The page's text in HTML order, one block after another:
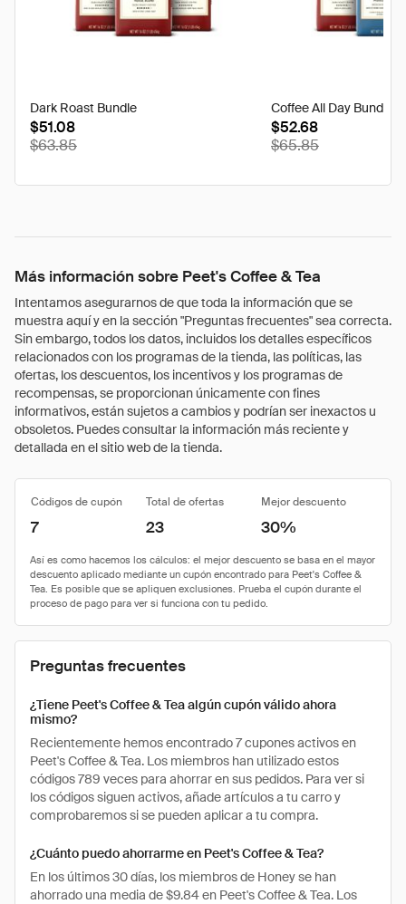
Dark Roast Bundle
$51.08
$63.85
Coffee All Day Bundle
$52.68
$65.85
Más información sobre Peet's Coffee & Tea
Intentamos asegurarnos de que toda la información que se
muestra aquí y en la sección "Preguntas frecuentes" sea correcta.
Sin embargo, todos los datos, incluidos los detalles específicos
relacionados con los programas de la tienda, las políticas, las
ofertas, los descuentos, los incentivos y los programas de
recompensas, se proporcionan únicamente con fines
informativos, están sujetos a cambios y podrían ser inexactos u
obsoletos. Puedes consultar la información más reciente y
detallada en el sitio web de la tienda.
Códigos de cupón Total de ofertas Mejor descuento
7 23 30%
Preguntas frecuentes
¿Tiene Peet's Coffee & Tea algún cupón válido ahora
mismo?
Recientemente hemos encontrado 7 cupones activos en
Peet's Coffee & Tea. Los miembros han utilizado estos
códigos 789 veces para ahorrar en sus pedidos. Para ver si
los códigos siguen activos, añade artículos a tu carro y
comprobaremos si se pueden aplicar a tu compra.
¿Cuánto puedo ahorrarme en Peet's Coffee & Tea?
En los últimos 30 días, los miembros de Honey se han
ahorrado una media de $9.84 en Peet's Coffee & Tea. Los